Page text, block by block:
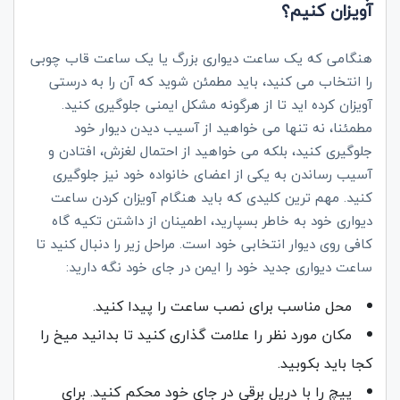
آویزان کنیم؟
هنگامی که یک ساعت دیواری بزرگ یا یک ساعت قاب چوبی
را انتخاب می کنید، باید مطمئن شوید که آن را به درستی
آویزان کرده اید تا از هرگونه مشکل ایمنی جلوگیری کنید.
مطمئنا، نه تنها می خواهید از آسیب دیدن دیوار خود
جلوگیری کنید، بلکه می خواهید از احتمال لغزش، افتادن و
آسیب رساندن به یکی از اعضای خانواده خود نیز جلوگیری
کنید. مهم ترین کلیدی که باید هنگام آویزان کردن ساعت
دیواری خود به خاطر بسپارید، اطمینان از داشتن تکیه گاه
کافی روی دیوار انتخابی خود است. مراحل زیر را دنبال کنید تا
ساعت دیواری جدید خود را ایمن در جای خود نگه دارید:
محل مناسب برای نصب ساعت را پیدا کنید.
مکان مورد نظر را علامت گذاری کنید تا بدانید میخ را
کجا باید بکوبید.
پیچ را با دریل برقی در جای خود محکم کنید. برای